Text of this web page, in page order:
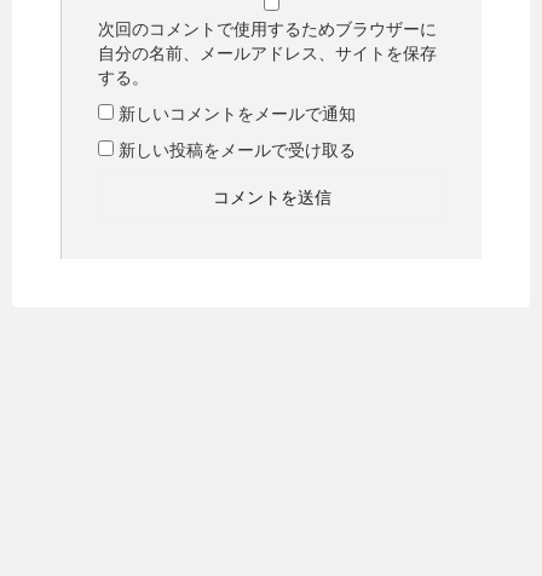
次回のコメントで使用するためブラウザーに
自分の名前、メールアドレス、サイトを保存
する。
新しいコメントをメールで通知
新しい投稿をメールで受け取る